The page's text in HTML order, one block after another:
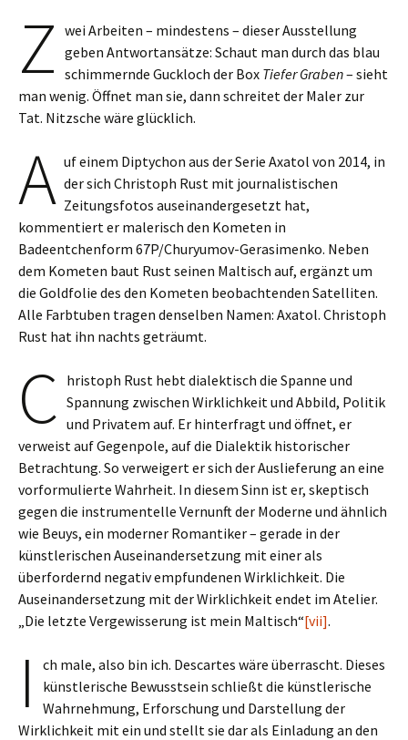
Z wei Arbeiten – mindestens – dieser Ausstellung
geben Antwortansätze: Schaut man durch das blau
schimmernde Guckloch der Box Tiefer Graben– sieht
man wenig. Öffnet man sie, dann schreitet der Maler zur
Tat. Nitzsche wäre glücklich.
A uf einem Diptychon aus der Serie Axatol von 2014, in
der sich Christoph Rust mit journalistischen
Zeitungsfotos auseinandergesetzt hat,
kommentiert er malerisch den Kometen in
Badeentchenform 67P/Churyumov-Gerasimenko. Neben
dem Kometen baut Rust seinen Maltisch auf, ergänzt um
die Goldfolie des den Kometen beobachtenden Satelliten.
Alle Farbtuben tragen denselben Namen: Axatol. Christoph
Rust hat ihn nachts geträumt.
C hristoph Rust hebt dialektisch die Spanne und
Spannung zwischen Wirklichkeit und Abbild, Politik
und Privatem auf. Er hinterfragt und öffnet, er
verweist auf Gegenpole, auf die Dialektik historischer
Betrachtung. So verweigert er sich der Auslieferung an eine
vorformulierte Wahrheit. In diesem Sinn ist er, skeptisch
gegen die instrumentelle Vernunft der Moderne und ähnlich
wie Beuys, ein moderner Romantiker – gerade in der
künstlerischen Auseinandersetzung mit einer als
überfordernd negativ empfundenen Wirklichkeit. Die
Auseinandersetzung mit der Wirklichkeit endet im Atelier.
„Die letzte Vergewisserung ist mein Maltisch“[vii].
I
ch male, also bin ich. Descartes wäre überrascht. Dieses
künstlerische Bewusstsein schließt die künstlerische
Wahrnehmung, Erforschung und Darstellung der
Wirklichkeit mit ein und stellt sie dar als Einladung an den